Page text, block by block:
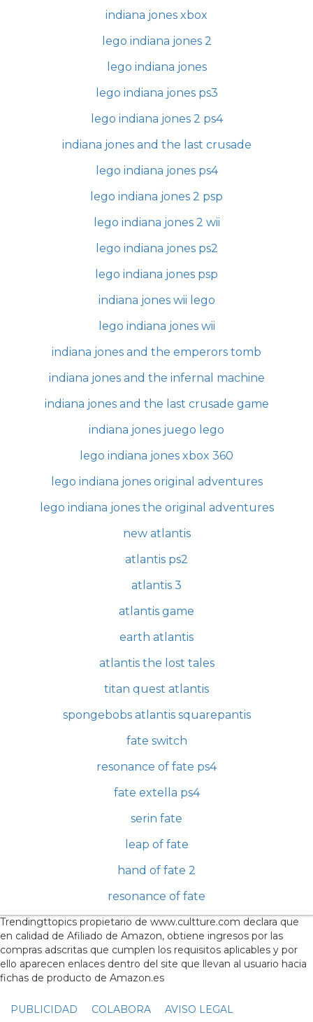
indiana jones xbox
lego indiana jones 2
lego indiana jones
lego indiana jones ps3
lego indiana jones 2 ps4
indiana jones and the last crusade
lego indiana jones ps4
lego indiana jones 2 psp
lego indiana jones 2 wii
lego indiana jones ps2
lego indiana jones psp
indiana jones wii lego
lego indiana jones wii
indiana jones and the emperors tomb
indiana jones and the infernal machine
indiana jones and the last crusade game
indiana jones juego lego
lego indiana jones xbox 360
lego indiana jones original adventures
lego indiana jones the original adventures
new atlantis
atlantis ps2
atlantis 3
atlantis game
earth atlantis
atlantis the lost tales
titan quest atlantis
spongebobs atlantis squarepantis
fate switch
resonance of fate ps4
fate extella ps4
serin fate
leap of fate
hand of fate 2
resonance of fate
Trendingttopics propietario de www.cultture.com declara que
en calidad de Afiliado de Amazon, obtiene ingresos por las
compras adscritas que cumplen los requisitos aplicables y por
ello aparecen enlaces dentro del site que llevan al usuario hacia
fichas de producto de Amazon.es
PUBLICIDAD COLABORA AVISO LEGAL